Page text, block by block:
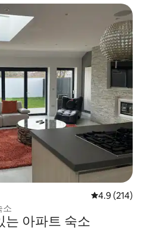
평점 4.9점(5
4.9 (214)
소
는 아파트 숙소